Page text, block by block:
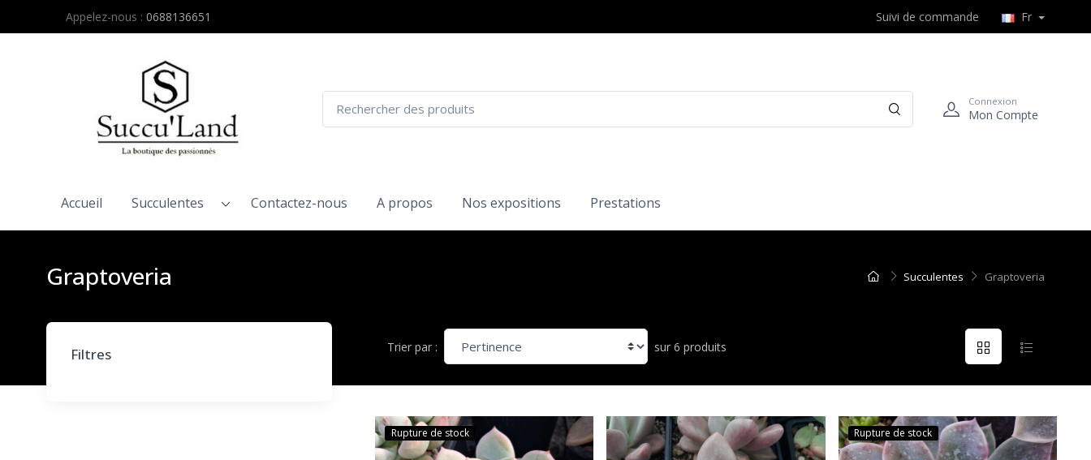
Appelez-nous : 0688136651 Suivi de commande Fr
Connexion
Mon Compte
Accueil Succulentes Contactez-nous A propos Nos expositions Prestations
Succulentes Graptoveria
Graptoveria
Filtres Trier par : sur 6 produits
Rupture de stock Rupture de stock